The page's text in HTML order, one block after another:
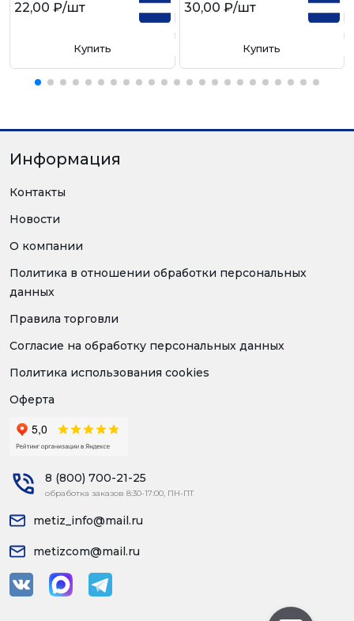
22,00 ₽/шт
Купить
30,00 ₽/шт
Купить
Информация
Контакты
Новости
О компании
Политика в отношении обработки персональных
данных
Правила торговли
Согласие на обработку персональных данных
Политика использования cookies
Оферта
8 (800) 700-21-25
обработка заказов 8:30-17:00, ПН-ПТ
metiz_info@mail.ru
metizcom@mail.ru